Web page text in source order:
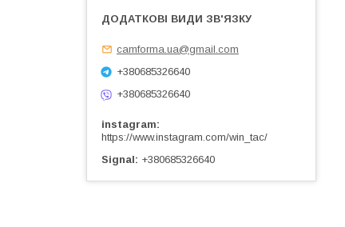
camforma.ua@gmail.com
+380685326640
+380685326640
instagram
https://www.instagram.com/win_tac/
Signal
+380685326640